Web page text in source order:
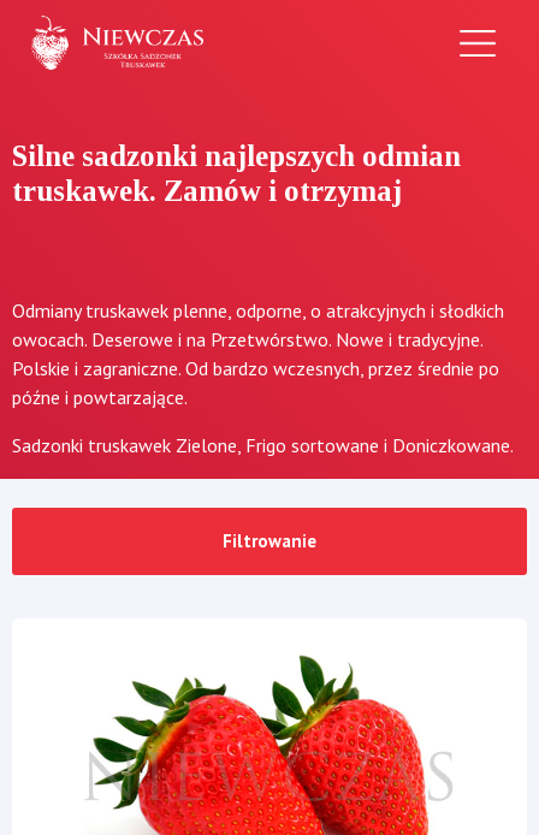
Silne sadzonki najlepszych odmian
truskawek. Zamów i otrzymaj
Odmiany truskawek plenne, odporne, o atrakcyjnych i słodkich
owocach. Deserowe i na Przetwórstwo. Nowe i tradycyjne.
Polskie i zagraniczne. Od bardzo wczesnych, przez średnie po
późne i powtarzające.
Sadzonki truskawek Zielone, Frigo sortowane i Doniczkowane.
Filtrowanie